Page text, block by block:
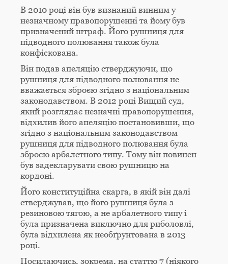
В 2010 році він був визнаний винним у
незначному правопорушенні та йому був
призначений штраф. Його рушниця для
підводного полювання також була
конфіскована.
Він подав апеляцію стверджуючи, що
рушниця для підводного полювання не
вважається зброєю згідно з національним
законодавством. В 2012 році Вищий суд,
який розглядає незначні правопорушення,
відхилив його апеляцію постановивши, що
згідно з національним законодавством
рушниця для підводного полювання була
зброєю арбалетного типу. Тому він повинен
був задекларувати свою рушницю на
кордоні.
Його конституційна скарга, в якій він далі
стверджував, що його рушниця була з
резиновою тягою, а не арбалетного типу і
була призначена виключно для риболовлі,
була відхилена як необґрунтована в 2013
році.
Посилаючись, зокрема, на статтю 7 (ніякого